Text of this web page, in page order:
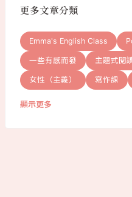
更多文章分類
Emma's English Class
一些有感而發 主題式閱
女性（主義） 寫作課
顯示更多